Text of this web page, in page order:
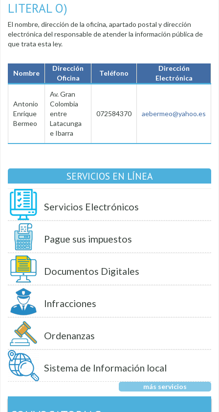
LITERAL O)
El nombre, dirección de la oficina, apartado postal y dirección
electrónica del responsable de atender la información pública de
que trata esta ley.
Nombre
Dirección
Oficina
Teléfono
Dirección
Electrónica
Antonio
Enrique
Bermeo
Av. Gran
Colombia
entre
Latacunga
e Ibarra
072584370 aebermeo@yahoo.es
SERVICIOS EN LÍNEA
Servicios Electrónicos
Pague sus impuestos
Documentos Digitales
Infracciones
Ordenanzas
Sistema de Información local
más servicios